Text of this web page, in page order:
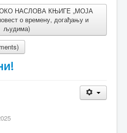
ОКО НАСЛОВА КЊИГЕ „МОЈА
о времену, догађању и
људима)